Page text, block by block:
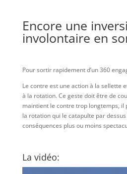
Encore une
involontaire en
Pour sortir rapidement d’un 360
Le contre est une action à la sellette
à la rotation. Ce geste doit être de
maintient le contre trop longtemps, il
la rotation qui le catapulte par
conséquences plus ou moins
La vidéo: